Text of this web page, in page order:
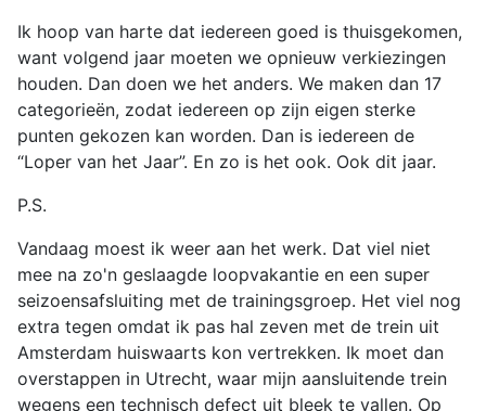
Ik hoop van harte dat iedereen goed is thuisgekomen,
want volgend jaar moeten we opnieuw verkiezingen
houden. Dan doen we het anders. We maken dan 17
categorieën, zodat iedereen op zijn eigen sterke
punten gekozen kan worden. Dan is iedereen de
“Loper van het Jaar”. En zo is het ook. Ook dit jaar.
P.S.
Vandaag moest ik weer aan het werk. Dat viel niet
mee na zo'n geslaagde loopvakantie en een super
seizoensafsluiting met de trainingsgroep. Het viel nog
extra tegen omdat ik pas hal zeven met de trein uit
Amsterdam huiswaarts kon vertrekken. Ik moet dan
overstappen in Utrecht, waar mijn aansluitende trein
wegens een technisch defect uit bleek te vallen. Op